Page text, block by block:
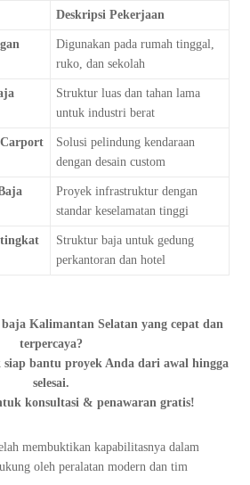
Deskripsi Pekerjaan
Digunakan pada rumah tinggal,
ruko, dan sekolah
Struktur luas dan tahan lama
untuk industri berat
Solusi pelindung kendaraan
dengan desain custom
Proyek infrastruktur dengan
standar keselamatan tinggi
Struktur baja untuk gedung
perkantoran dan hotel
Kalimantan Selatan yang cepat dan
terpercaya?
bantu proyek Anda dari awal hingga
selesai.
konsultasi & penawaran gratis!
membuktikan kapabilitasnya dalam
oleh peralatan modern dan tim